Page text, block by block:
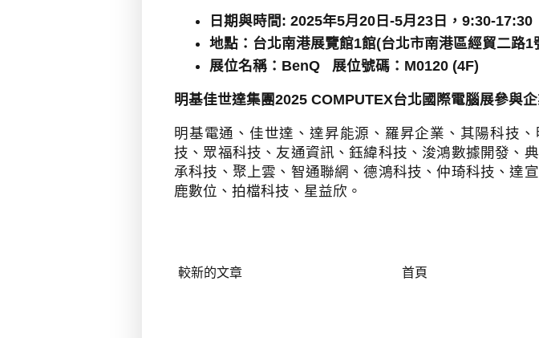
日期與時間 : 2025年5月 20 日 -5月 23 日， 9:30-17:30
地點：台北南港展覽館1館(台北市南港區經貿二路1
展位名稱： BenQ 展位號碼： M0120 (4F)
明基佳世達集團2025 COMPUTEX台北國際電腦展參與企
明基電通、佳世達、達昇能源、羅昇企業、其陽科技
技、眾福科技、友通資訊、鈺緯科技、浚鴻數據開發、
承科技、聚上雲、智通聯網、德鴻科技、仲琦科技、達
鹿數位、拍檔科技、星益欣。
較新的文章 首頁